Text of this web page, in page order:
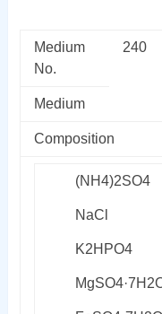
Medium
No.
240
Medium
Composition
(NH4)2SO4
NaCl
K2HPO4
MgSO4·7H 2